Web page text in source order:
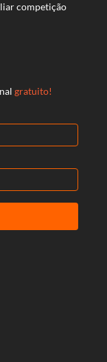
competição
gratuito!